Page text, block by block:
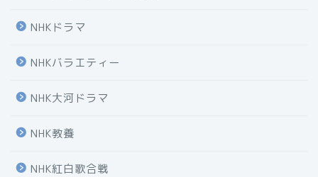
NHKドラマ
NHKバラエティー
NHK大河ドラマ
NHK教養
NHK紅白歌合戦